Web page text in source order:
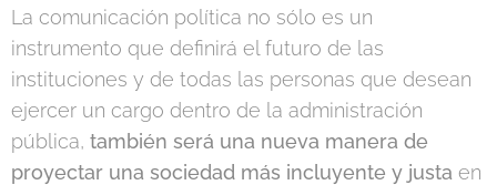
La comunicación política no sólo es un
instrumento que definirá el futuro de las
instituciones y de todas las personas que desean
ejercer un cargo dentro de la administración
pública, también será una nueva manera de
proyectar una sociedad más incluyente y justa en